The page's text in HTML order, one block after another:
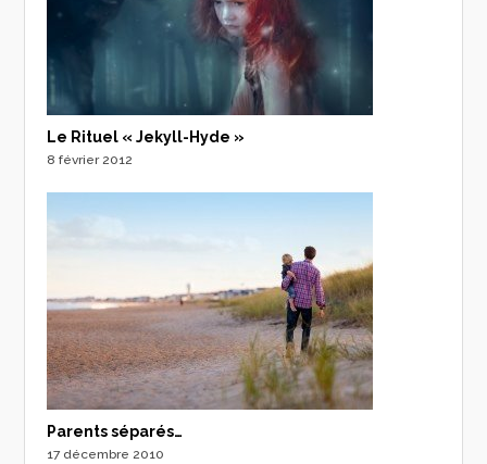
Le Rituel « Jekyll-Hyde »
8 février 2012
Parents séparés…
17 décembre 2010